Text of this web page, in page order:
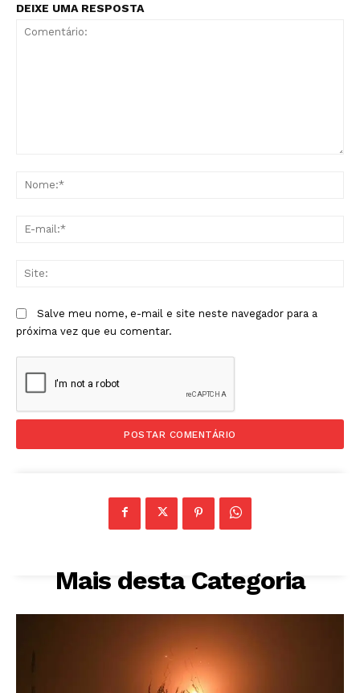
DEIXE UMA RESPOSTA
Salve meu nome, e-mail e site neste navegador para a
próxima vez que eu comentar.
Mais desta Categoria